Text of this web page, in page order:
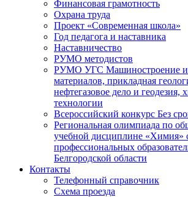
Финансовая грамотность
Охрана труда
Проект «Современная школа»
Год педагога и наставника
Наставничество
РУМО методистов
РУМО УГС Машиностроение и
материалов, прикладная
нефтегазовое дело и геодезия,
технологии
Всероссийский конкурс Без
Региональная олимпиада по
учебной дисциплине «Химия»
профессиональных
Белгородской области
Контакты
Телефонный справочник
Схема проезда